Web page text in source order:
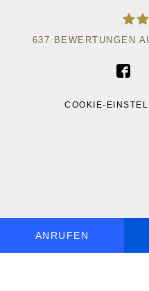
637 BEWERTUNGEN
ANRUFEN
COOKIE-